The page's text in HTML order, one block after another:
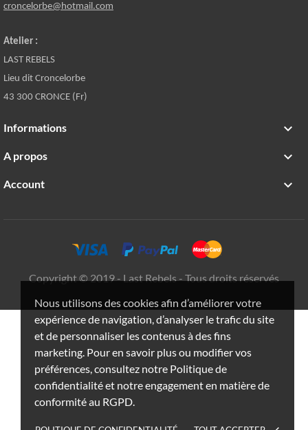
Nous utilisons des cookies afin d’améliorer votre
expérience de navigation, d’analyser le trafic du site
et de personnaliser les contenus à des fins
marketing. Pour en savoir plus ou modifier vos
préférences, consultez notre Politique de
confidentialité et notre engagement en matière de
conformité au RGPD.
croncelorbe@hotmail.com
Atelier :
LAST REBELS
Lieu dit Croncelorbe
43 300 CRONCE (Fr)
Informations 
A propos 
Account 
Copyright © 2019 - Last Rebels - Tous droits réservés